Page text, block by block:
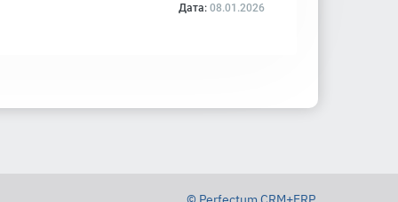
Дата: 08.01.2026